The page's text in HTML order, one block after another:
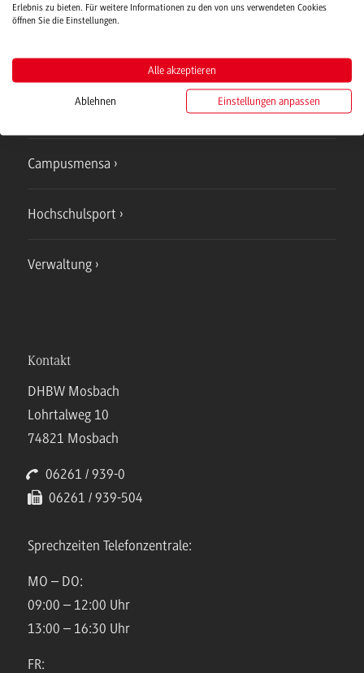
Campus
Studienangebote
Campusmensa
Hochschulsport
Verwaltung
Kontakt
DHBW Mosbach
Lohrtalweg 10
74821 Mosbach
06261 / 939-0
06261 / 939-504
Sprechzeiten Telefonzentrale:
MO – DO:
09:00 – 12:00 Uhr
13:00 – 16:30 Uhr
FR:
Erlebnis zu bieten. Für weitere Informationen zu den von uns verwendeten Cookies
öffnen Sie die Einstellungen.
Alle akzeptieren
Ablehnen Einstellungen anpassen